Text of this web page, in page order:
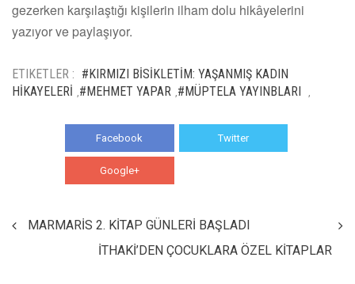
gezerken karşılaştığı kişilerin ilham dolu hikâyelerini
yazıyor ve paylaşıyor.
ETIKETLER : #KIRMIZI BİSİKLETİM: YAŞANMIŞ KADIN
HİKAYELERİ #MEHMET YAPAR #MÜPTELA YAYINBLARI
Facebook Twitter
Google+
MARMARİS 2. KİTAP GÜNLERİ BAŞLADI
İTHAKİ’DEN ÇOCUKLARA ÖZEL KİTAPLAR